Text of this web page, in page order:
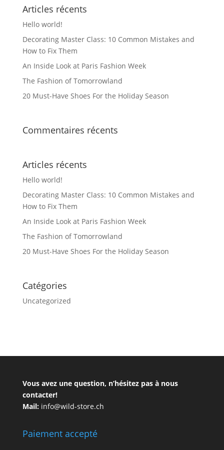
Articles récents
Hello world!
Decorating Master Class: 10 Common Mistakes and
How to Fix Them
An Inside Look at Paris Fashion Week
The Fashion of Tomorrowland
20 Must-Have Shoes For the Holiday Season
Commentaires récents
Articles récents
Hello world!
Decorating Master Class: 10 Common Mistakes and
How to Fix Them
An Inside Look at Paris Fashion Week
The Fashion of Tomorrowland
20 Must-Have Shoes For the Holiday Season
Catégories
Uncategorized
Vous avez une question, n’hésitez pas à nous
contacter!
Mail:info@wild-store.ch
Paiement accepté